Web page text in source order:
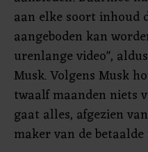
aan elke soort inhoud
aangeboden kan
urenlange video",
Musk. Volgens Musk
twaalf maanden niets
gaat alles, afgezien
maker van de